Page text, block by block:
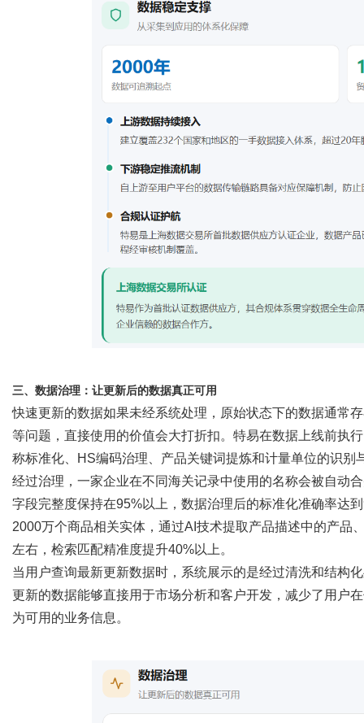
三、数据治理：让更新后的数据真正可用
快速更新的数据如果未经系统处理，原始状态下的数据通常
等问题，直接使用的价值会大打折扣。特易在数据上线前执
称标准化、
HS编码治理、产品关键词提炼和计量单位的识别
经过治理，一家企业在不同海关记录中使用的名称会被自动
字段完整度保持在95%以上，数据治理后的标准化准确率达
2000万个商品相关实体，通过AI技术提取产品描述中的产品
左右，检索匹配精准度提升40%以上。
当用户查询最新更新数据时，系统展示的是经过清洗和结构
更新的数据能够直接用于市场分析和客户开发，减少了用户
为可用的业务信息。